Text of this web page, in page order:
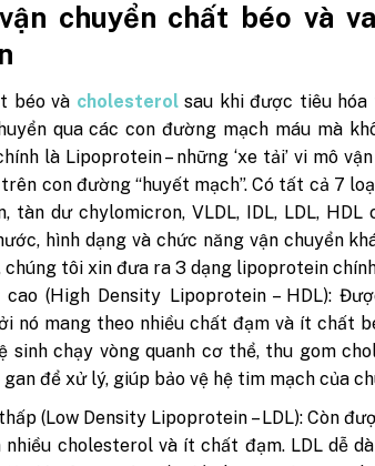
chuyển chất béo và
béo và cholesterolsau khi được tiêu hóa
qua các con đường mạch máu mà
là Lipoprotein – những ‘xe tải’ vi mô
con đường “huyết mạch”. Có tất cả 7 loại
tàn dư chylomicron, VLDL, IDL, LDL, HDL
hình dạng và chức năng vận chuyển
chúng tôi xin đưa ra 3 dạng lipoprotein
(High Density Lipoprotein – HDL):
nó mang theo nhiều chất đạm và ít chất
sinh chạy vòng quanh cơ thể, thu gom
để xử lý, giúp bảo vệ hệ tim mạch của
(Low Density Lipoprotein – LDL): Còn
nhiều cholesterol và ít chất đạm. LDL dễ